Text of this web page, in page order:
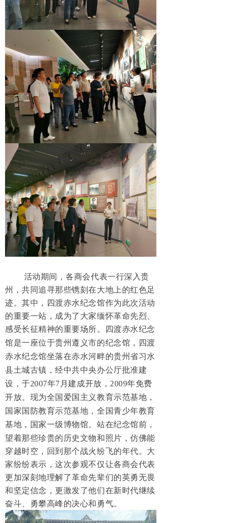
活动期间，各商会代表一行深入贵
州，共同追寻那些镌刻在大地上的红色足
迹。其中，四渡赤水纪念馆作为此次活动
的重要一站，成为了大家缅怀革命先烈、
感受长征精神的重要场所。
四渡赤水纪念
馆是一座位于贵州遵义市的纪念馆，四渡
赤水纪念馆坐落在赤水河畔的贵州省习水
县土城古镇，经中共中央办公厅批准建
设，于2007年7月建成开放，2009年免费
开放。现为全国爱国主义教育示范基地，
国家国防教育示范基地，全国青少年教育
基地，国家一级博物馆。 站在纪念馆前，
望着那些珍贵的历史文物和照片，仿佛能
穿越时空，回到那个战火纷飞的年代。大
家纷纷表示，这次参观不仅让各商会代表
更加深刻地理解了革命先辈们的英勇无畏
和坚定信念，更激发了他们在新时代继续
奋斗、勇攀高峰的决心和勇气。